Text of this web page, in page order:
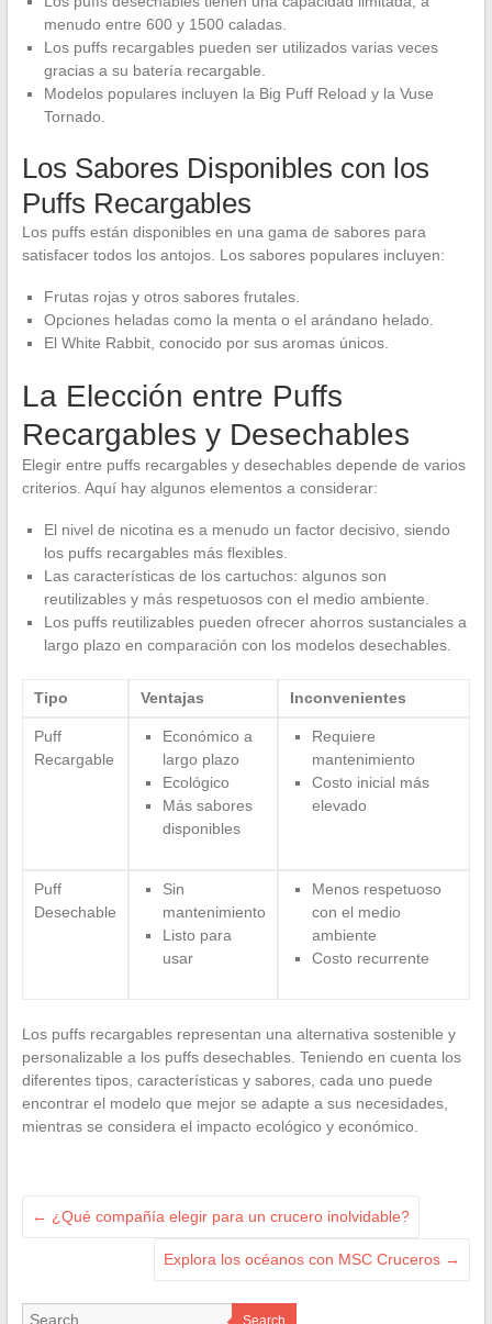
menudo entre 600 y 1500 caladas.
Los puffs recargables pueden ser utilizados varias veces
gracias a su batería recargable.
Modelos populares incluyen la Big Puff Reload y la Vuse
Tornado.
Los Sabores Disponibles con los
Puffs Recargables
Los puffs están disponibles en una gama de sabores para
satisfacer todos los antojos. Los sabores populares incluyen:
Frutas rojas y otros sabores frutales.
Opciones heladas como la menta o el arándano helado.
El White Rabbit, conocido por sus aromas únicos.
La Elección entre Puffs
Recargables y Desechables
Elegir entre puffs recargables y desechables depende de varios
criterios. Aquí hay algunos elementos a considerar:
El nivel de nicotina es a menudo un factor decisivo, siendo
los puffs recargables más flexibles.
Las características de los cartuchos: algunos son
reutilizables y más respetuosos con el medio ambiente.
Los puffs reutilizables pueden ofrecer ahorros sustanciales a
largo plazo en comparación con los modelos desechables.
Tipo Ventajas Inconvenientes
Puff
Recargable
Económico a
largo plazo
Ecológico
Más sabores
disponibles
Requiere
mantenimiento
Costo inicial más
elevado
Puff
Desechable
Sin
mantenimiento
Listo para
usar
Menos respetuoso
con el medio
ambiente
Costo recurrente
Los puffs recargables representan una alternativa sostenible y
personalizable a los puffs desechables. Teniendo en cuenta los
diferentes tipos, características y sabores, cada uno puede
encontrar el modelo que mejor se adapte a sus necesidades,
mientras se considera el impacto ecológico y económico.
← ¿Qué compañía elegir para un crucero inolvidable?
Explora los océanos con MSC Cruceros →
Search